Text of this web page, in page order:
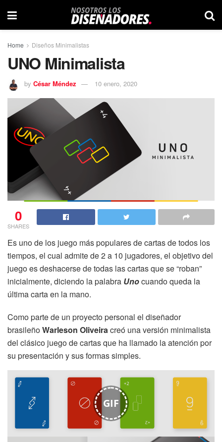
Home Diseños Minimalistas
UNO Minimalista
by César Méndez 10 enero, 2020
0
SHARES
Es uno de los juego más populares de cartas de todos los
tiempos, el cual admite de 2 a 10 jugadores, el objetivo del
juego es deshacerse de todas las cartas que se “roban”
inicialmente, diciendo la palabra Unocuando queda la
última carta en la mano.
Como parte de un proyecto personal el diseñador
brasileñoWarleson Oliveiracreó una versión minimalista
del clásico juego de cartas que ha llamado la atención por
su presentación y sus formas simples.
GIF